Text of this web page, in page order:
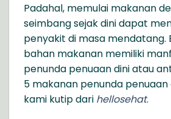
Padahal, memulai makanan
seimbang sejak dini dapat
penyakit di masa mendatang.
bahan makanan memiliki
penunda penuaan dini atau
5 makanan penunda
kami kutip dari hellosehat.